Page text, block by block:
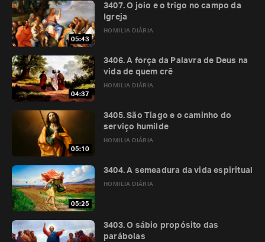
05:43
HOMILIA DIÁRIA
3407. O joio e o trigo no campo da
Igreja
04:37
HOMILIA DIÁRIA
3406. A força da Palavra de Deus na
vida de quem crê
05:10
HOMILIA DIÁRIA
3405. São Tiago e o caminho do
serviço humilde
05:25
HOMILIA DIÁRIA
3404. A semeadura da vida espiritual
3403. O sábio propósito das
parábolas